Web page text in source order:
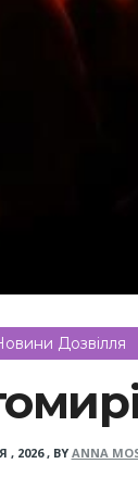
Дозвілля
, 2026, BY ANNA